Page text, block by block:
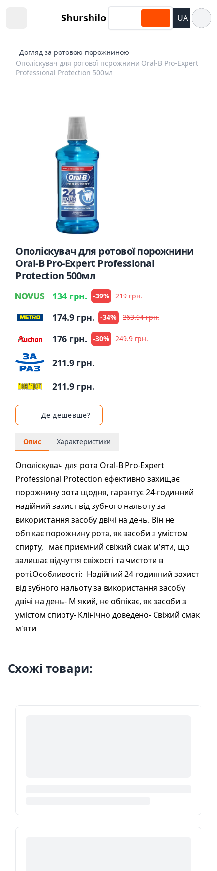
Shurshilo UA
Догляд за ротовою порожниною
Ополіскувач для ротової порожнини Oral-B Pro-Expert
Professional Protection 500мл
Ополіскувач для ротової порожнини
Oral-B Pro-Expert Professional
Protection 500мл
134 грн. -39% 219 грн.
174.9 грн. -34% 263.94 грн.
176 грн. -30% 249.9 грн.
211.9 грн.
211.9 грн.
Де дешевше?
Опис Характеристики
Ополіскувач для рота Oral-B Pro-Expert
Professional Protection ефективно захищає
порожнину рота щодня, гарантує 24-годинний
надійний захист від зубного нальоту за
використання засобу двічі на день. Він не
обпікає порожнину рота, як засоби з умістом
спирту, і має приємний свіжий смак м'яти, що
залишає відчуття свіжості та чистоти в
роті.Особливості:- Надійний 24-годинний захист
від зубного нальоту за використання засобу
двічі на день- М'який, не обпікає, як засоби з
умістом спирту- Клінічно доведено- Свіжий смак
м'яти
Схожі товари: